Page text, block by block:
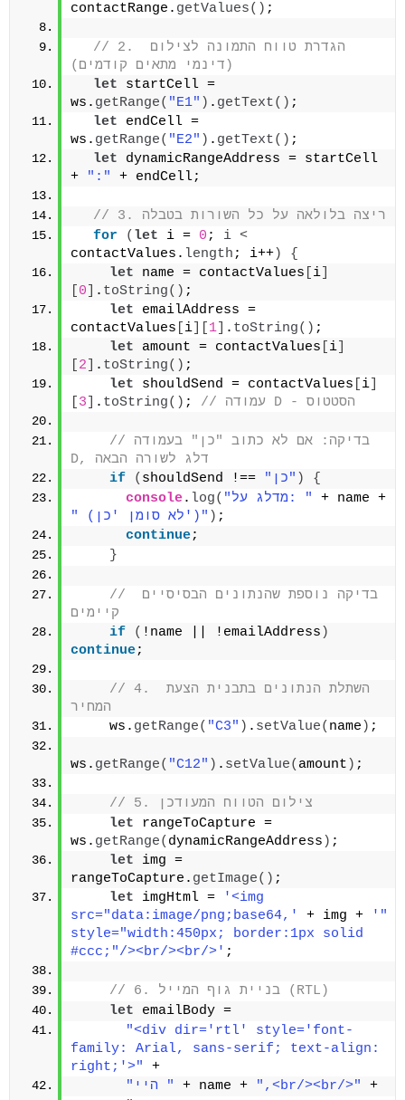
contactRange. getValues( ) ;
// 2. הגדרת טווח התמונה לצילום
(דינמי מתאים קודמים)
let startCell =
ws. getRange( "E1" ) . getText( ) ;
let endCell =
ws. getRange( "E2" ) . getText( ) ;
let dynamicRangeAddress = startCell
+
":" + endCell;
// 3. ריצה בלולאה על כל השורות בטבלה
for
( let i = 0 ; i <
contactValues. length ; i++)
{
let name = contactValues i
0 . toString( ) ;
let emailAddress =
contactValues
i 1 . toString( ) ;
let amount = contactValues i
2 . toString( ) ;
let shouldSend = contactValues i
3 . toString( ) ; // עמודה D - הסטטוס
// בדיקה: אם לא כתוב "כן" בעמודה
D, דלג לשורה הבאה
if
( shouldSend !== "כן" )
{
console. log( "מדלג על: "
" (לא סומן 'כן')" ) ;
continue;
}
// בדיקה נוספת שהנתונים הבסיסיים
קיימים
if
( !name || !emailAddress )
continue;
// 4. השתלת הנתונים בתבנית הצעת
המחיר
    ws.
getRange( "C3" ) . setValue( name ) ;
ws. getRange( "C12" ) . setValue( amount ) ;
// 5. צילום הטווח המעודכן
let rangeToCapture =
ws. getRange( dynamicRangeAddress ) ;
let img =
rangeToCapture. getImage( ) ;
let imgHtml =
'<img
src="data:image/png;base64,'
+ img +
'"
style="width:450px; border:1px solid
#ccc;"/><br/><br/>' ;
// 6. בניית גוף המייל (RTL)
let emailBody =
"<div dir='rtl' style='font-
family: Arial, sans-serif; text-align:
right;'>"
+
"היי "
+ name + ",<br/><br/>"
+